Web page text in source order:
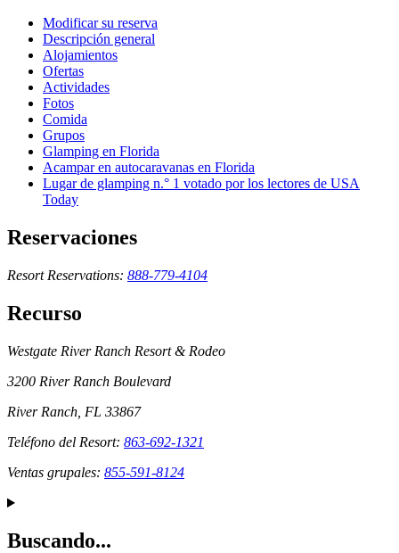
Modificar su reserva
Descripción general
Alojamientos
Ofertas
Actividades
Fotos
Comida
Grupos
Glamping en Florida
Acampar en autocaravanas en Florida
Lugar de glamping n.° 1 votado por los lectores de USA
Today
Reservaciones
Resort Reservations: 888-779-4104
Recurso
Westgate River Ranch Resort & Rodeo
3200 River Ranch Boulevard
River Ranch, FL 33867
Teléfono del Resort: 863-692-1321
Ventas grupales: 855-591-8124
Buscando...